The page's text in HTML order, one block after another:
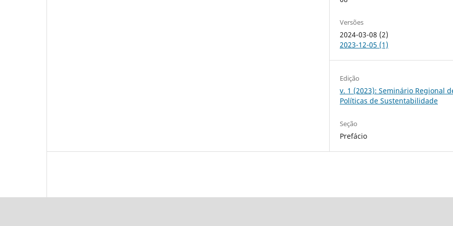
Versões
2024-03-08 (2)
2023-12-05 (1)
Edição
v. 1 (2023): Seminário Regional
Políticas de Sustentabilidade
Seção
Prefácio